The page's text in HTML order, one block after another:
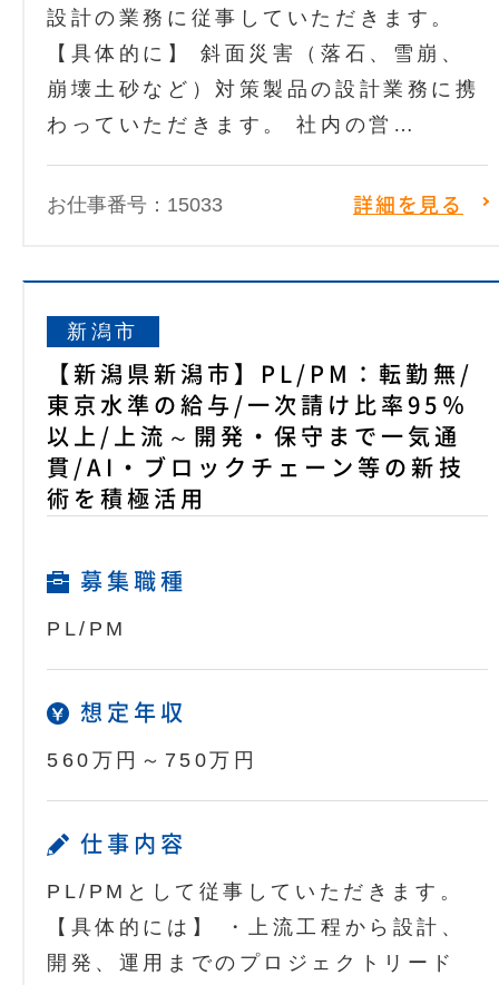
設計の業務に従事していただきます。
【具体的に】 斜面災害（落石、雪崩、
崩壊土砂など）対策製品の設計業務に携
わっていただきます。 社内の営…
お仕事番号：15033 詳細を見る
新潟市
【新潟県新潟市】PL/PM：転勤無/
東京水準の給与/一次請け比率95％
以上/上流～開発・保守まで一気通
貫/AI・ブロックチェーン等の新技
術を積極活用
募集職種
PL/PM
想定年収
560万円～750万円
仕事内容
PL/PMとして従事していただきます。
【具体的には】 ・上流工程から設計、
開発、運用までのプロジェクトリード